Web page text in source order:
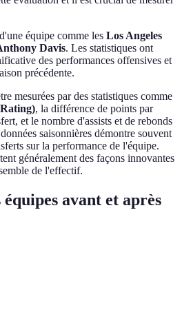
équipe comme les Los Angeles
Davis. Les statistiques ont
des performances offensives et
précédente.
mesurées par des statistiques comme
, la différence de points par
et le nombre d'assists et de rebonds
saisonnières démontre souvent
sur la performance de l'équipe.
généralement des façons innovantes
de l'effectif.
avant et après